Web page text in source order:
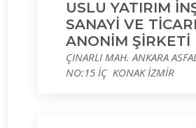
USLU YATIRIM
SANAYİ VE
ANONİM ŞİRKETİ
ÇINARLI MAH. ANKARA
NO:15 İÇ KONAK İZMİR